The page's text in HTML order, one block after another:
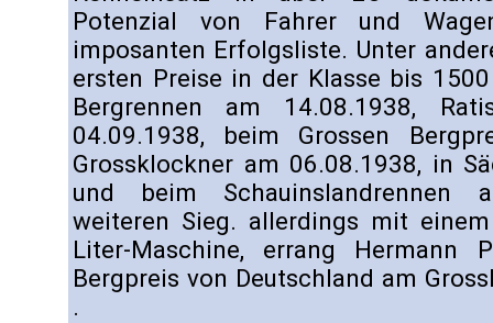
Potenzial von Fahrer und
imposanten Erfolgsliste. Unter
ersten Preise in der Klasse bis
Bergrennen am 14.08.1938,
04.09.1938, beim Grossen
Grossklockner am 06.08.1938, in
und beim Schauinslandrennen
weiteren Sieg. allerdings mit
Liter-Maschine, errang Hermann
Bergpreis von Deutschland am
.